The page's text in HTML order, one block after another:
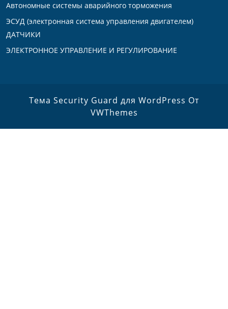
Автономные системы аварийного торможения
ЭСУД (электронная система управления двигателем)
ДАТЧИКИ
ЭЛЕКТРОННОЕ УПРАВЛЕНИЕ И РЕГУЛИРОВАНИЕ
Тема Security Guard для WordPress От
VWThemes